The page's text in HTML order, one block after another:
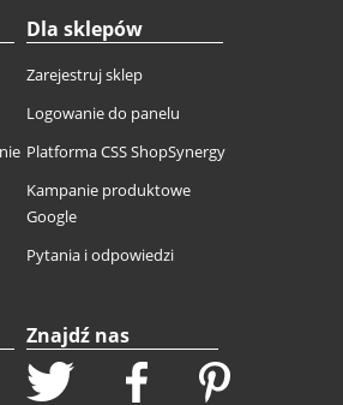
Dla sklepów
Zarejestruj sklep
Logowanie do panelu
Platforma CSS ShopSynergy
Kampanie produktowe
Google
Pytania i odpowiedzi
Znajdź nas